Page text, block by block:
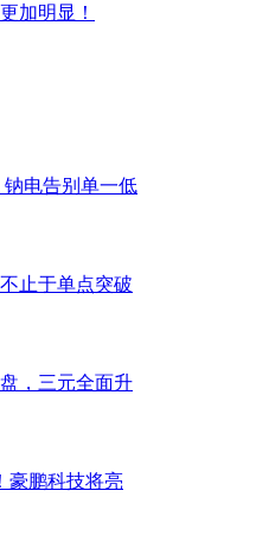
加明显！
电告别单一低
止于单点突破
，三元全面升
豪鹏科技将亮